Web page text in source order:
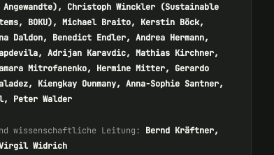
Christoph Winckler (Sustainable
BOKU), Michael Braito, Kerstin Böck,
Daldon, Benedict Endler, Andrea Hermann,
Adrijan Karavdic, Mathias Kirchner,
Mitrofanenko, Hermine Mitter, Gerardo
Kiengkay Ounmany, Anna-Sophie Santner,
Peter Walder
wissenschaftliche Leitung:
Bernd Kräftner,
Virgil Widrich